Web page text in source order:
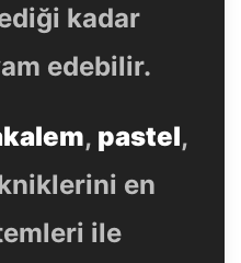
kadar
edebilir.
, pastel,
en
ile